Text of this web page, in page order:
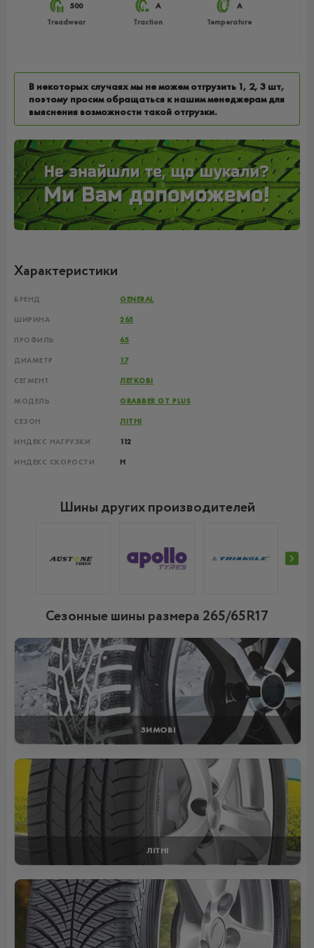
500
Treadwear
A
Traction
A
Temperature
В некоторых случаях мы не можем отгрузить 1, 2, 3 шт,
поэтому просим обращаться к нашим менеджерам для
выяснения возможности такой отгрузки.
Характеристики
БРЕНД GENERAL
ШИРИНА 265
ПРОФИЛЬ 65
ДИАМЕТР 17
СЕГМЕНТ ЛЕГКОВІ
МОДЕЛЬ GRABBER GT PLUS
СЕЗОН ЛІТНІ
ИНДЕКС НАГРУЗКИ 112
ИНДЕКС СКОРОСТИ H
Шины других производителей
Сезонные шины размера 265/65R17
ЗИМОВІ
ЛІТНІ